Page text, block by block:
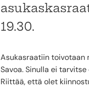
19.30.
Asukasraatiin toivotaan
Savoa. Sinulla ei
Riittää, että olet